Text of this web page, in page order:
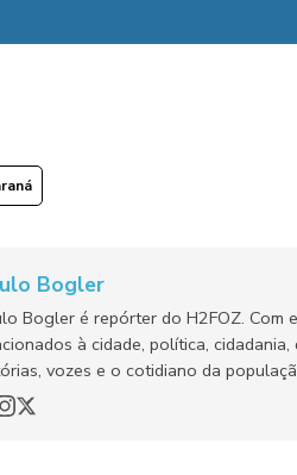
Bogler
Bogler é repórter do H2FOZ. Com
à cidade, política,
vozes e o cotidiano da